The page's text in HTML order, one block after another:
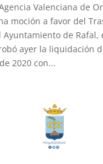
Valenciana de
moción a favor del
de Rafal,
ayer la liquidación
2020 con...